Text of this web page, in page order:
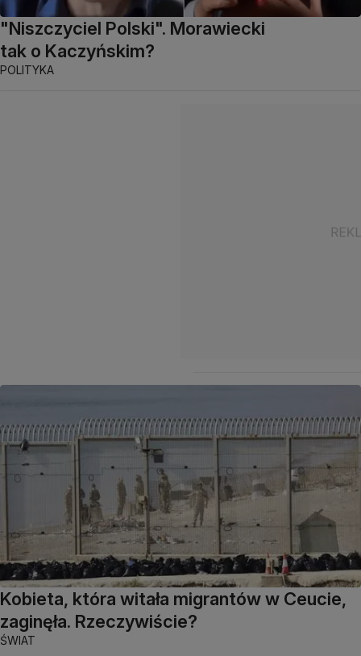
"Niszczyciel Polski". Morawiecki
tak o Kaczyńskim?
POLITYKA
Kobieta, która witała migrantów w Ceucie,
zaginęła. Rzeczywiście?
ŚWIAT